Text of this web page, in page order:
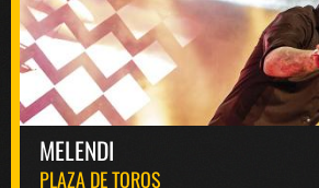
MELENDI
PLAZA DE TOROS